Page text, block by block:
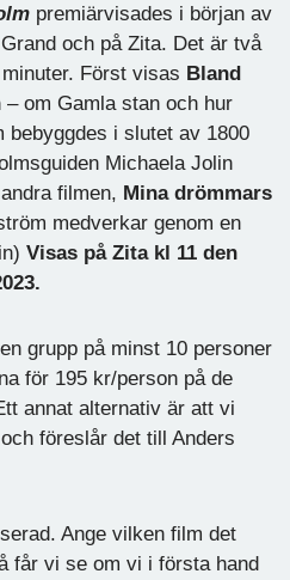
premiärvisades i början av
och på Zita. Det är två
Först visas Bland
– om Gamla stan och hur
bebyggdes i slutet av 1800
Michaela Jolin
filmen, Mina drömmars
medverkar genom en
Visas på Zita kl 11 den
grupp på minst 10 personer
för 195 kr/person på de
annat alternativ är att vi
föreslår det till Anders
Ange vilken film det
får vi se om vi i första hand